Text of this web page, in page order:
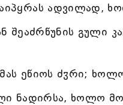
ადვილად,
შეაძრწუნის გული
ეწიოს ძჳრი;
ნადირსა, ხოლო